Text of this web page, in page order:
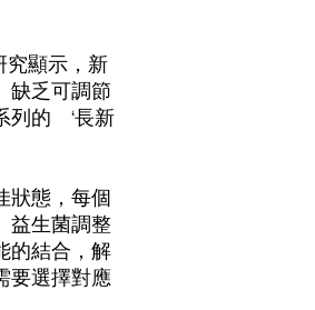
究顯示，新
缺乏可調節
列的 ‘長新
狀態，每個
益生菌調整
的結合，解
要選擇對應